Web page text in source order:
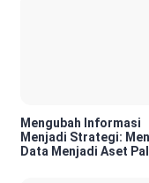
Mengubah Informasi
Menjadi Strategi:
Data Menjadi Aset